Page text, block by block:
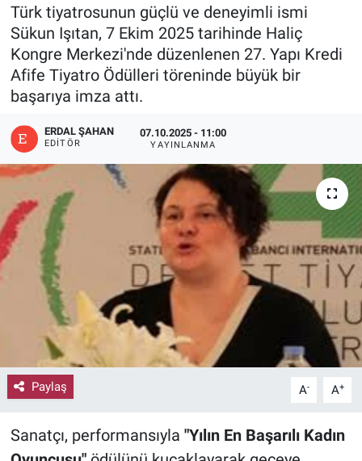
Türk tiyatrosunun güçlü ve deneyimli ismi
Sükun Işıtan, 7 Ekim 2025 tarihinde Haliç
Kongre Merkezi'nde düzenlenen 27. Yapı Kredi
Afife Tiyatro Ödülleri töreninde büyük bir
başarıya imza attı.
ERDAL ŞAHAN
EDITÖR
07.10.2025 - 11:00
YAYINLANMA
Paylaş A- A+
Sanatçı, performansıyla "Yılın En Başarılı Kadın